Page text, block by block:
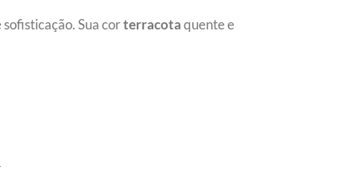
Sua corterracotaquente e